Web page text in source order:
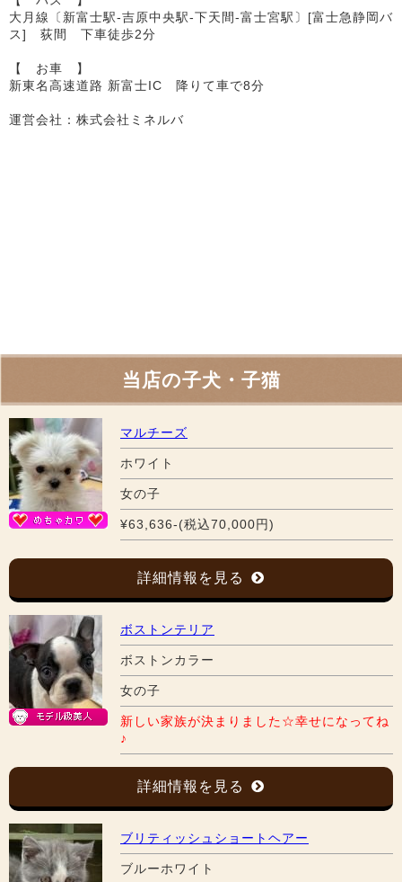
大月線〔新富士駅-吉原中央駅-下天間-富士宮駅〕[富士急静岡バ
ス] 荻間 下車徒歩2分
【 お車 】
新東名高速道路 新富士IC 降りて車で8分
運営会社：株式会社ミネルバ
当店の子犬・子猫
マルチーズ
ホワイト
女の子
¥63,636-(税込70,000円)
詳細情報を見る
ボストンテリア
ボストンカラー
女の子
新しい家族が決まりました☆幸せになってね
♪
詳細情報を見る
ブリティッシュショートヘアー
ブルーホワイト